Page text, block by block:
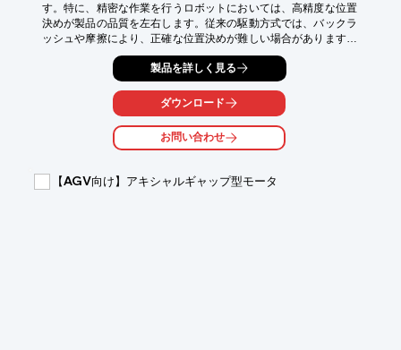
す。特に、精密な作業を行うロボットにおいては、高精度な位置
決めが製品の品質を左右します。従来の駆動方式では、バックラ
ッシュや摩擦により、正確な位置決めが難しい場合があります。
HIWINリニアモーターは、ダイレクトドライブと非接触駆動によ
り、高精度な位置決めと滑らかな動作を実現します。
【活用シーン】
・精密組立ロボット
・搬送ロボット
・高精度な位置決めによる品質向上
製品を詳しく見る
ダウンロード
お問い合わせ
【AGV向け】アキシャルギャップ型モータ